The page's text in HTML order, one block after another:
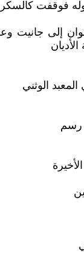
فوقفت
إلى جانيت
الوثني
رسم